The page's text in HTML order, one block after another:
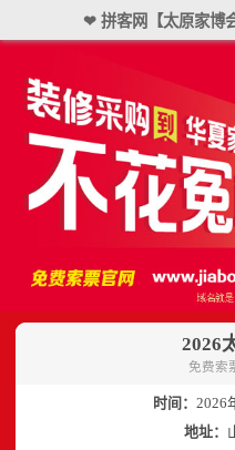
❤ 拼客网【太原家博
2026
免费索
时间： 2026
地址：